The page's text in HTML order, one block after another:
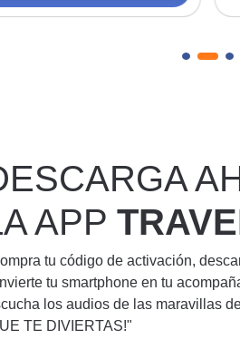
APP
tu código de activación,
tu smartphone en tu
los audios de las maravillas
TE DIVIERTAS!"